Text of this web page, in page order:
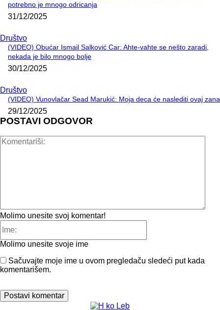
potrebno je mnogo odricanja
31/12/2025
Društvo
(VIDEO) Obućar Ismail Salković Car: Ahte-vahte se nešto zaradi,
nekada je bilo mnogo bolje
30/12/2025
Društvo
(VIDEO) Vunovlačar Sead Marukić: Moja deca će naslediti ovaj
29/12/2025
POSTAVI ODGOVOR
Molimo unesite svoj komentar!
Molimo unesite svoje ime
Sačuvajte moje ime u ovom pregledaču sledeći put kada
komentarišem.